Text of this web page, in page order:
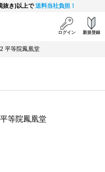
抜き)以上で送料当社負担！
ログイン 新規登録
平等院鳳凰堂
等院鳳凰堂